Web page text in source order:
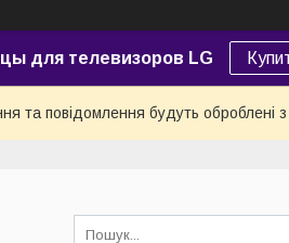
для телевизоров LG
та повідомлення будуть оброблені